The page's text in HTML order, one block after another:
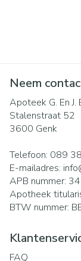
Neem
Apoteek G. En J.
Stalenstraat 52
3600 Genk
Telefoon: 089
E-mailadres:
APB nummer:
Apotheek
BTW nummer:
FAQ